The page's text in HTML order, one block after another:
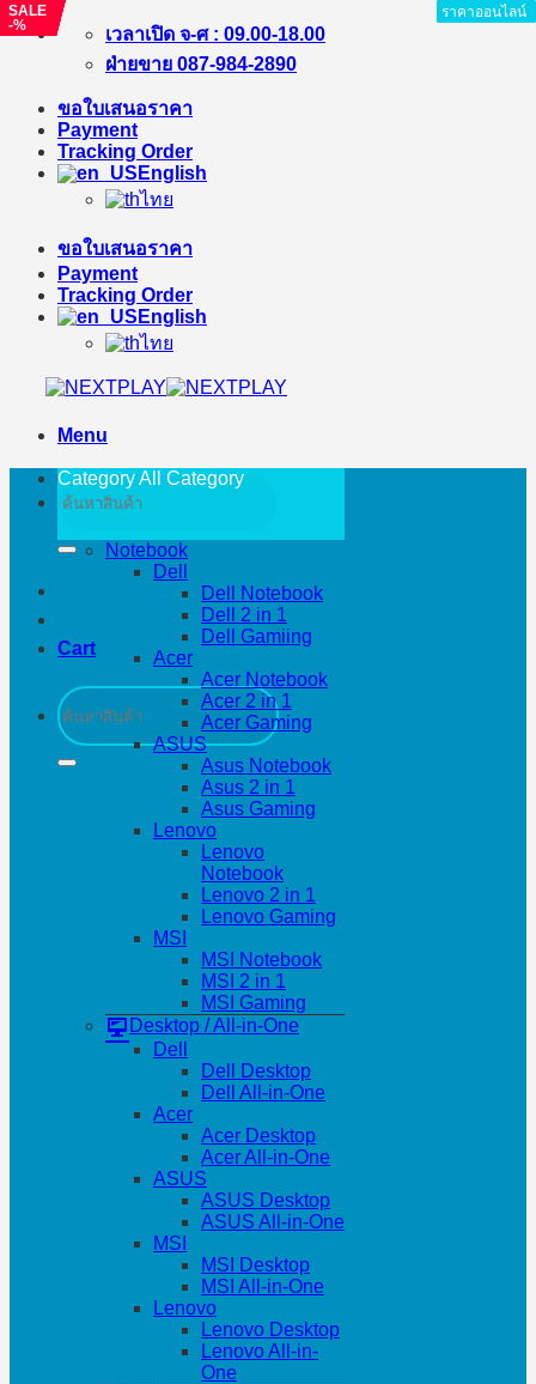
Skip
เวลาเปิด จ-ศ : 09.00-18.00
ฝ่ายขาย 087-984-2890
ขอใบเสนอราคา
Payment
Tracking Order
English
ไทย
ขอใบเสนอราคา
Payment
Tracking Order
English
ไทย
Menu
Search
for:
Cart
Search
for:
Category All Category
Notebook
Dell
Dell Notebook
Dell 2 in 1
Dell Gamiing
Acer
Acer Notebook
Acer 2 in 1
Acer Gaming
ASUS
Asus Notebook
Asus 2 in 1
Asus Gaming
Lenovo
Lenovo
Notebook
Lenovo 2 in 1
Lenovo Gaming
MSI
MSI Notebook
MSI 2 in 1
MSI Gaming
Desktop / All-in-One
Dell
Dell Desktop
Dell All-in-One
Acer
Acer Desktop
Acer All-in-One
ASUS
ASUS Desktop
ASUS All-in-One
MSI
MSI Desktop
MSI All-in-One
Lenovo
Lenovo Desktop
Lenovo All-in-
One
ราคาออนไลน์
SALE
-%
ราคาออนไลน์
ราคาออนไลน์
SALE
-4%
ราคาออนไลน์
SALE
-3%
ราคาออนไลน์
SALE
-5%
ราคาออนไลน์
SALE
-3%
ราคาออนไลน์
ราคาออนไลน์
SALE
-5%
ราคาออนไลน์
SALE
-19%